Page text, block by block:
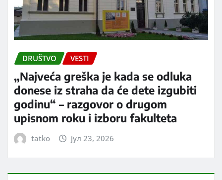
DRUŠTVO VESTI
„Najveća greška je kada se odluka
donese iz straha da će dete izgubiti
godinu“ – razgovor o drugom
upisnom roku i izboru fakulteta
tatko јул 23, 2026